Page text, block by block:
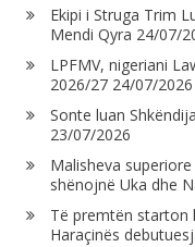
Ekipi i Struga Trim
Mendi Qyra 24/07/
LPFMV, nigeriani
2026/27 24/07/2026
Sonte luan
23/07/2026
Malisheva
shënojnë Uka dhe
Të premtën starton
Haraçinës